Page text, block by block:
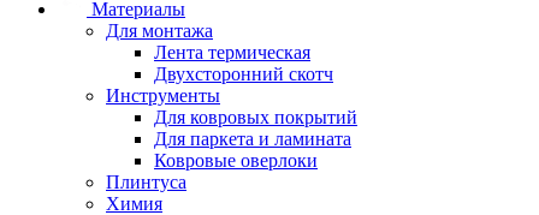
Материалы
Для монтажа
Лента термическая
Двухсторонний скотч
Инструменты
Для ковровых покрытий
Для паркета и ламината
Ковровые оверлоки
Плинтуса
Химия